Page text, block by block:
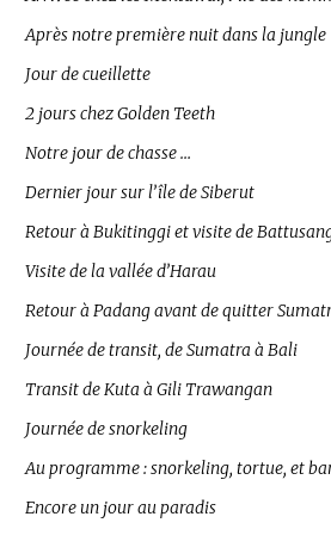
Après notre première nuit dans la jungle
Jour de cueillette
2 jours chez Golden Teeth
Notre jour de chasse …
Dernier jour sur l’île de Siberut
Retour à Bukitinggi et visite de
Visite de la vallée d’Harau
Retour à Padang avant de quitter
Journée de transit, de Sumatra à Bali
Transit de Kuta à Gili Trawangan
Journée de snorkeling
Au programme : snorkeling, tortue, et
Encore un jour au paradis